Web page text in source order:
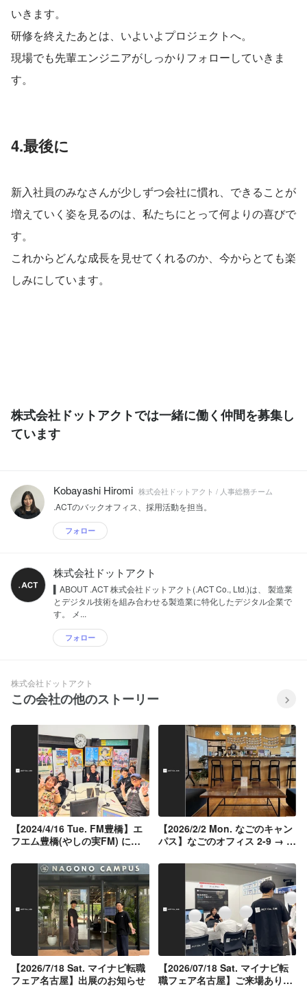
いきます。
研修を終えたあとは、いよいよプロジェクトへ。
現場でも先輩エンジニアがしっかりフォローしていきま
す。
4.最後に
新入社員のみなさんが少しずつ会社に慣れ、できることが
増えていく姿を見るのは、私たちにとって何よりの喜びで
す。
これからどんな成長を見せてくれるのか、今からとても楽
しみにしています。
株式会社ドットアクトでは一緒に働く仲間を募集し
ています
Kobayashi Hiromi 株式会社ドットアクト / 人事総務チーム
.ACTのバックオフィス、採用活動を担当。
フォロー
株式会社ドットアクト
▍ABOUT .ACT 株式会社ドットアクト(.ACT Co., Ltd.)は、 製造業
とデジタル技術を組み合わせる製造業に特化したデジタル企業で
す。 メ...
フォロー
株式会社ドットアクト
この会社の他のストーリー
【2024/4/16 Tue. FM豊橋】エ
フエム豊橋(やしの実FM) に出
【2026/2/2 Mon. なごのキャン
パス】なごのオフィス 2-9 → 2-
【2026/7/18 Sat. マイナビ転職
フェア名古屋】出展のお知らせ
【2026/07/18 Sat. マイナビ転
職フェア名古屋】ご来場ありが